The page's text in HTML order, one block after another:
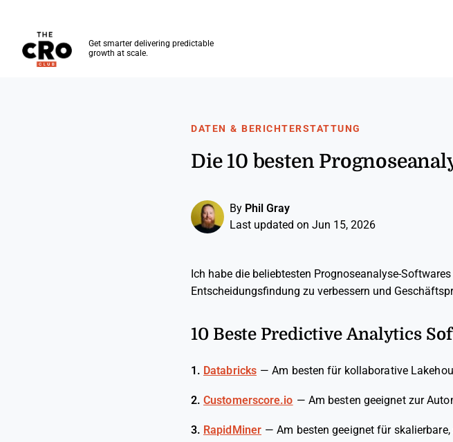
Get smarter delivering predictable
growth at scale.
DATEN & BERICHTERSTATTUNG
Die 10 besten
By Phil Gray
Last updated on Jun 15, 2026
Ich habe die beliebtesten Prognoseanalyse-
Entscheidungsfindung zu verbessern und
10 Beste Predictive Analytics
1. Databricks —Am besten für kollaborative
2. Customerscore.io — Am besten geeignet zur
3. RapidMiner —Am besten geeignet für